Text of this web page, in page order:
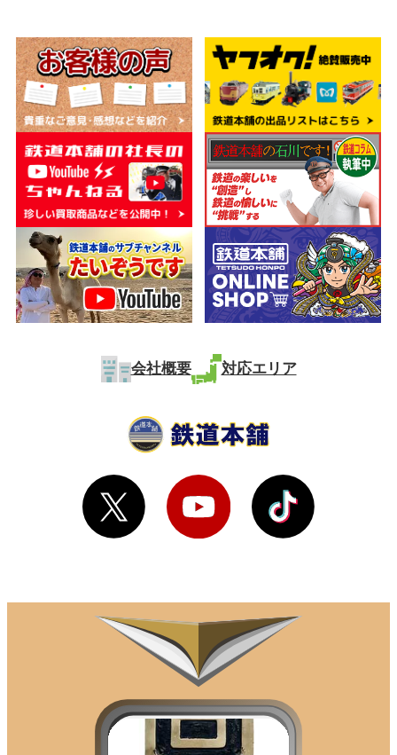
会社概要 対応エリア